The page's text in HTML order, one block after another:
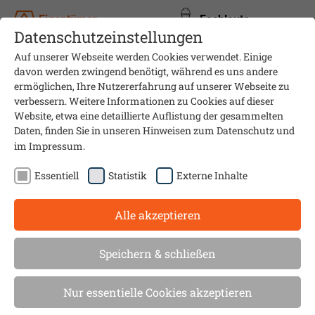
Eigentümer Fachleute
Informationsveranstaltung
HEIZUNG ALT?
HEIZUNG DEFEKT? HEIZUNG
Datenschutzeinstellungen
Auf unserer Webseite werden Cookies verwendet. Einige
davon werden zwingend benötigt, während es uns andere
ermöglichen, Ihre Nutzererfahrung auf unserer Webseite zu
verbessern. Weitere Informationen zu Cookies auf dieser
Website, etwa eine detaillierte Auflistung der gesammelten
Daten, finden Sie in unseren Hinweisen zum Datenschutzund
im Impressum.
Essentiell Statistik Externe Inhalte
Alle akzeptieren
Speichern & schließen
Nur essentielle Cookies akzeptieren